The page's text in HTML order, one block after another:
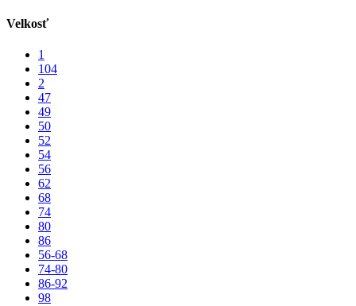
Velkosť
1
104
2
47
49
50
52
54
56
62
68
74
80
86
56-68
74-80
86-92
98